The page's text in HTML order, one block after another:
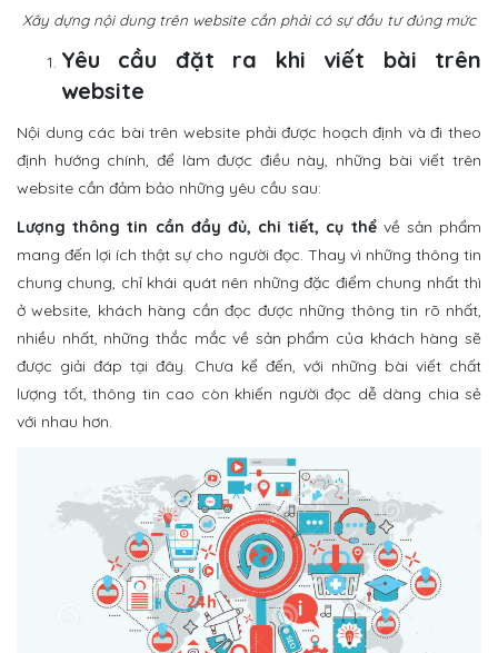
Xây dựng nội dung trên website cần phải có sự đầu tư đúng mức
Yêu cầu đặt ra khi viết bài trên
website
Nội dung các bài trên website phải được hoạch định và đi theo
định hướng chính, để làm được điều này, những bài viết trên
website cần đảm bảo những yêu cầu sau:
Lượng thông tin cần đầy đủ, chi tiết, cụ thể về sản phẩm
mang đến lợi ích thật sự cho người đọc. Thay vì những thông tin
chung chung, chỉ khái quát nên những đặc điểm chung nhất thì
ở website, khách hàng cần đọc được những thông tin rõ nhất,
nhiều nhất, những thắc mắc về sản phẩm của khách hàng sẽ
được giải đáp tại đây. Chưa kể đến, với những bài viết chất
lượng tốt, thông tin cao còn khiến người đọc dễ dàng chia sẻ
với nhau hơn.